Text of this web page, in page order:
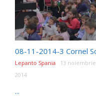
Lepanto Spania
13 noiembrie
2014
...